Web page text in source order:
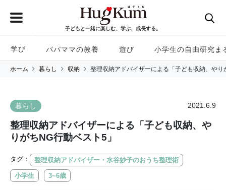
子どもと一緒に楽しむ、学ぶ、成長する。
学び パパママの教養 遊び 小学生の自由研究ま
ホーム 暮らし 収納 整理収納アドバイザーによる「子ども収納、や
暮らし 2021.6.9
整理収納アドバイザーによる「子ども収納、や
りがちNG行動ベスト5」
タグ： 整理収納アドバイザー・水谷妙子のおうち整理術
小学生 3~6歳